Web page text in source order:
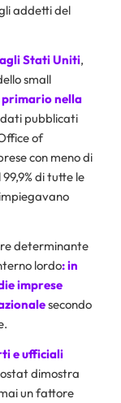
addetti del
Stati Uniti,
small
nella
pubblicati
of
con meno di
di tutte le
determinante
lordo: in
imprese
secondo
e ufficiali
dimostra
un fattore